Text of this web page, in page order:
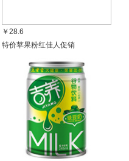
￥28.6
特价苹果粉红佳人促销